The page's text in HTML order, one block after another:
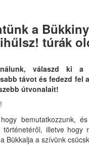
a
túrák
válaszd ki a
távot és fedezd fel
útvonalait!
bemutatkozzunk,
történetéről, illetve hogy
Bükkalja a szívünk